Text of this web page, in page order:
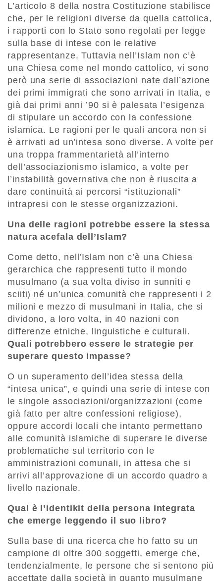
L’articolo 8 della nostra Costituzione stabilisce
che, per le religioni diverse da quella cattolica,
i rapporti con lo Stato sono regolati per legge
sulla base di intese con le relative
rappresentanze. Tuttavia nell’Islam non c’è
una Chiesa come nel mondo cattolico, vi sono
però una serie di associazioni nate dall’azione
dei primi immigrati che sono arrivati in Italia, e
già dai primi anni ’90 si è palesata l’esigenza
di stipulare un accordo con la confessione
islamica. Le ragioni per le quali ancora non si
è arrivati ad un’intesa sono diverse. A volte per
una troppa frammentarietà all’interno
dell’associazionismo islamico, a volte per
l’instabilità governativa che non è riuscita a
dare continuità ai percorsi “istituzionali”
intrapresi con le stesse organizzazioni.
Una delle ragioni potrebbe essere la stessa
natura acefala dell’Islam?
Come detto, nell’Islam non c’è una Chiesa
gerarchica che rappresenti tutto il mondo
musulmano (a sua volta diviso in sunniti e
sciiti) né un’unica comunità che rappresenti i 2
milioni e mezzo di musulmani in Italia, che si
dividono, a loro volta, in 40 nazioni con
differenze etniche, linguistiche e culturali.
Quali potrebbero essere le strategie per
superare questo impasse?
O un superamento dell’idea stessa della
“intesa unica”, e quindi una serie di intese con
le singole associazioni/organizzazioni (come
già fatto per altre confessioni religiose),
oppure accordi locali che intanto permettano
alle comunità islamiche di superare le diverse
problematiche sul territorio con le
amministrazioni comunali, in attesa che si
arrivi all’approvazione di un accordo quadro a
livello nazionale.
Qual è l’identikit della persona integrata
che emerge leggendo il suo libro?
Sulla base di una ricerca che ho fatto su un
campione di oltre 300 soggetti, emerge che,
tendenzialmente, le persone che si sentono più
accettate dalla società in quanto musulmane